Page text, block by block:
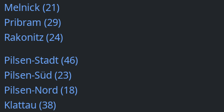
Melnick (21)
Pribram (29)
Rakonitz (24)
Pilsen-Stadt (46)
Pilsen-Süd (23)
Pilsen-Nord (18)
Klattau (38)